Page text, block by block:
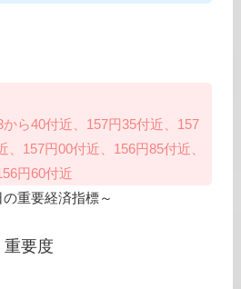
ら40付近、157円35付近、157
、157円00付近、156円85付近、
円60付近
の重要経済指標～
重要度